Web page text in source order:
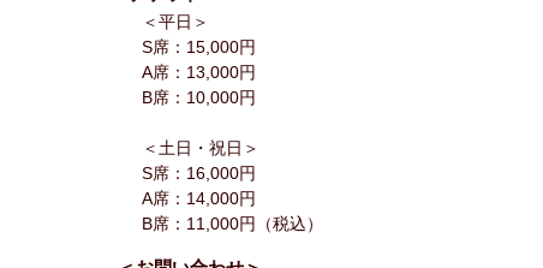
＜平日＞
S席：15,000円
A席：13,000円
B席：10,000円
＜土日・祝日＞
S席：16,000円
A席：14,000円
B席：11,000円（税込）